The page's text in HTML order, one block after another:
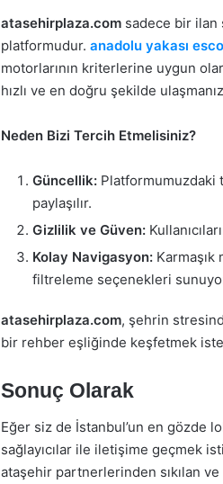
atasehirplaza.com sadece bir ilan
platformudur. anadolu yakası
motorlarının kriterlerine uygun
hızlı ve en doğru şekilde
Neden Bizi Tercih Etmelisiniz?
Güncellik:
paylaşılır.
Gizlilik ve Güven:
Kolay Navigasyon: Karmaşık
filtreleme seçenekleri
atasehirplaza.com, şehrin
bir rehber eşliğinde keşfetmek
Sonuç Olarak
Eğer siz de İstanbul’un en gözde
sağlayıcılar ile iletişime geçmek
ataşehir partnerlerinden sıkılan